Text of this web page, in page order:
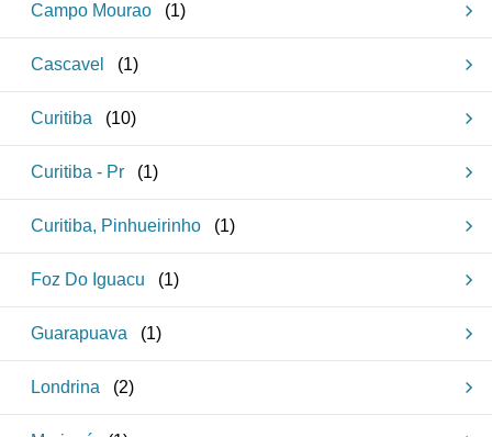
Campo Mourao (1)
Cascavel (1)
Curitiba (10)
Curitiba - Pr (1)
Curitiba, Pinhueirinho (1)
Foz Do Iguacu (1)
Guarapuava (1)
Londrina (2)